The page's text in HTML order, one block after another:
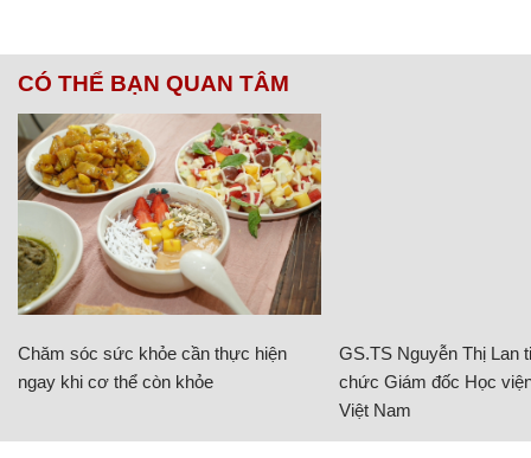
CÓ THỂ BẠN QUAN TÂM
Chăm sóc sức khỏe cần thực hiện
ngay khi cơ thể còn khỏe
GS.TS Nguyễn Thị Lan
chức Giám đốc Học
Việt Nam